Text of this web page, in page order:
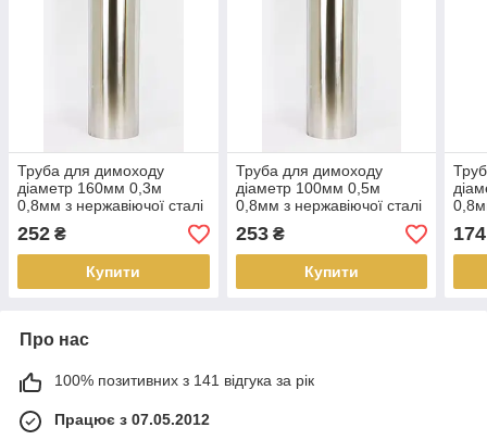
Труба для димоходу
діаметр 160мм 0,3м
0,8мм з нержавіючої сталі
AISI 304
252 ₴
Купити
Труба для димоходу
діаметр 100мм 0,5м
0,8мм з нержавіючої сталі
AISI 304
253₴
Купити
174
Про нас
100% позитивних з 141 відгука за рік
Працює з 07.05.2012